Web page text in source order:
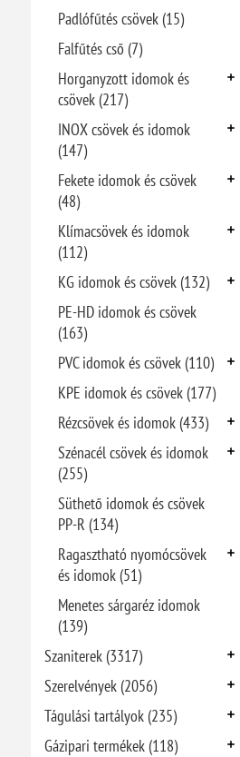
Padlófűtés csövek (15)
Falfűtés cső (7)
Horganyzott idomok és
csövek (217)
INOX csövek és idomok
(147)
Fekete idomok és csövek
(48)
Klímacsövek és idomok
(112)
KG idomok és csövek (132)
PE-HD idomok és csövek
(163)
PVC idomok és csövek (110)
KPE idomok és csövek (177)
Rézcsövek és idomok (433)
Szénacél csövek és idomok
(255)
Süthető idomok és csövek
PP-R (134)
Ragasztható nyomócsövek
és idomok (51)
Menetes sárgaréz idomok
(139)
Szaniterek (3317)
Szerelvények (2056)
Tágulási tartályok (235)
Gázipari termékek (118)